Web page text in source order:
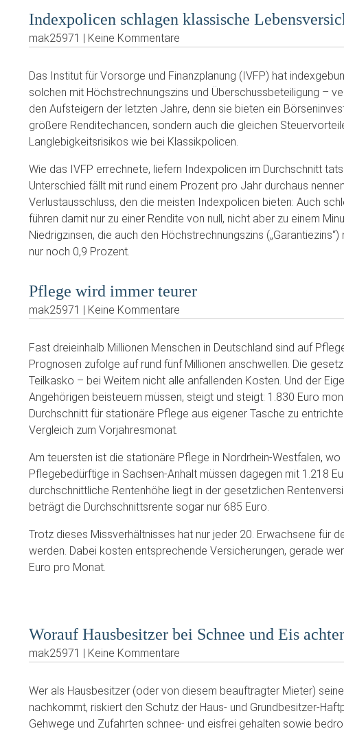
Indexpolicen schlagen klassische
mak25971 | Keine Kommentare
Das Institut für Vorsorge und Finanzplanung (IVFP) hat
solchen mit Höchstrechnungszins und Überschussbeteiligung –
den Aufsteigern der letzten Jahre, denn sie bieten ein
größere Renditechancen, sondern auch die gleichen
Langlebigkeitsrisikos wie bei Klassikpolicen.
Wie das IVFP errechnete, liefern Indexpolicen im Durchschnitt
Unterschied fällt mit rund einem Prozent pro Jahr durchaus
Verlustausschluss, den die meisten Indexpolicen bieten: Auch
führen damit nur zu einer Rendite von null, nicht aber zu einem
Niedrigzinsen, die auch den Höchstrechnungszins
nur noch 0,9 Prozent.
Pflege wird immer teurer
mak25971 | Keine Kommentare
Fast dreieinhalb Millionen Menschen in Deutschland sind auf
Prognosen zufolge auf rund fünf Millionen anschwellen. Die
Teilkasko – bei Weitem nicht alle anfallenden Kosten. Und der
Angehörigen beisteuern müssen, steigt und steigt: 1.830 Euro
Durchschnitt für stationäre Pflege aus eigener Tasche zu
Vergleich zum Vorjahresmonat.
Am teuersten ist die stationäre Pflege in Nordrhein-Westfalen,
Pflegebedürftige in Sachsen-Anhalt müssen dagegen mit 1.218
durchschnittliche Rentenhöhe liegt in der gesetzlichen
beträgt die Durchschnittsrente sogar nur 685 Euro.
Trotz dieses Missverhältnisses hat nur jeder 20. Erwachsene für
werden. Dabei kosten entsprechende Versicherungen, gerade
Euro pro Monat.
Worauf Hausbesitzer bei Schnee und Eis
mak25971 | Keine Kommentare
Wer als Hausbesitzer (oder von diesem beauftragter Mieter)
nachkommt, riskiert den Schutz der Haus- und Grundbesitzer-
Gehwege und Zufahrten schnee- und eisfrei gehalten sowie